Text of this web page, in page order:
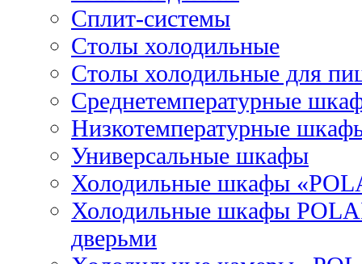
Сплит-системы
Столы холодильные
Столы холодильные для
Среднетемпературные
Низкотемпературные
Универсальные шкафы
Холодильные шкафы
Холодильные шкафы
дверьми